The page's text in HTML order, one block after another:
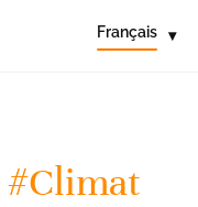
Français ▾
#Climat